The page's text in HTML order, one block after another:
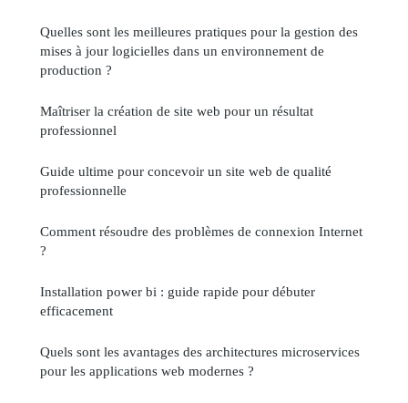
Quelles sont les meilleures pratiques pour la gestion des
mises à jour logicielles dans un environnement de
production ?
Maîtriser la création de site web pour un résultat
professionnel
Guide ultime pour concevoir un site web de qualité
professionnelle
Comment résoudre des problèmes de connexion Internet
?
Installation power bi : guide rapide pour débuter
efficacement
Quels sont les avantages des architectures microservices
pour les applications web modernes ?